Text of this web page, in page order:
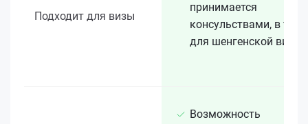
Подходит для визы
принимается
консульствами, в т. ч.
для шенгенской визы
Возможность